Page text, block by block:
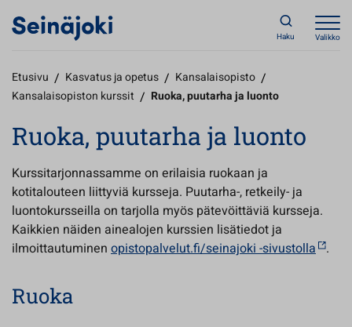
Haku Valikko
Etusivu / Kasvatus ja opetus / Kansalaisopisto /
Kansalaisopiston kurssit / Ruoka, puutarha ja luonto
Ruoka, puutarha ja luonto
Kurssitarjonnassamme on erilaisia ruokaan ja
kotitalouteen liittyviä kursseja. Puutarha-, retkeily- ja
luontokursseilla on tarjolla myös pätevöittäviä kursseja.
Kaikkien näiden ainealojen kurssien lisätiedot ja
ilmoittautuminen opistopalvelut.fi/seinajoki -sivustolla .
Ruoka